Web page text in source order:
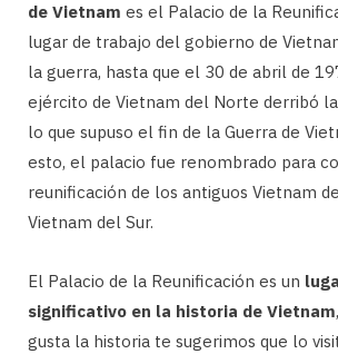
de Vietnam es el Palacio de la
lugar de trabajo del gobierno de
la guerra, hasta que el 30 de abril de
ejército de Vietnam del Norte derribó
lo que supuso el fin de la Guerra de
esto, el palacio fue renombrado para
reunificación de los antiguos Vietnam
Vietnam del Sur.
El Palacio de la Reunificación es un
significativo en la historia de Vietnam
gusta la historia te sugerimos que lo